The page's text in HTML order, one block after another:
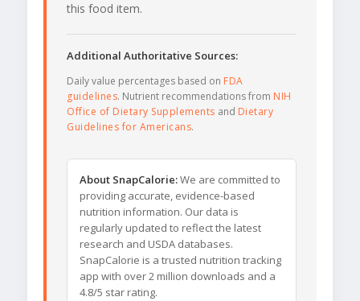
this food item.
Additional Authoritative Sources:
Daily value percentages based on FDA
guidelines. Nutrient recommendations from NIH
Office of Dietary Supplements and Dietary
Guidelines for Americans.
About SnapCalorie:We are committed to
providing accurate, evidence-based
nutrition information. Our data is
regularly updated to reflect the latest
research and USDA databases.
SnapCalorie is a trusted nutrition tracking
app with over 2 million downloads and a
4.8/5 star rating.